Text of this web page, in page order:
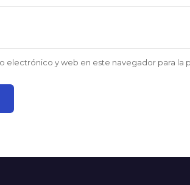
electrónico y web en este navegador para la